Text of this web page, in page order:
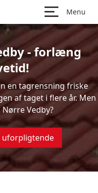
Menu
- forlæng
en tagrensning friske
af taget i flere år. Men
Vedby?
uforpligtende